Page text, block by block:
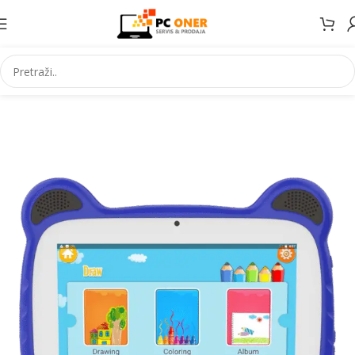
Početna Informatika Racunari Tablet